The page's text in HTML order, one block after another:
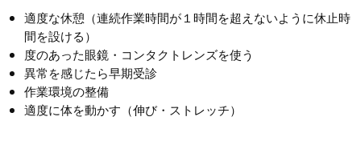
適度な休憩（連続作業時間が１時間を超えないように休止時
間を設ける）
度のあった眼鏡・コンタクトレンズを使う
異常を感じたら早期受診
作業環境の整備
適度に体を動かす（伸び・ストレッチ）